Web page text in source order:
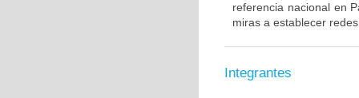
referencia nacional en
miras a establecer
Integrantes